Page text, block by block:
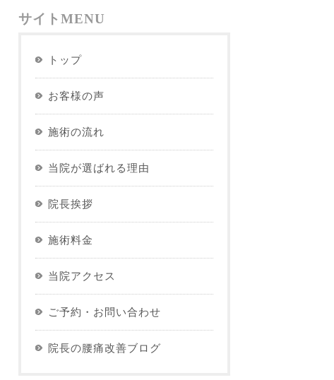
サイトMENU
トップ
お客様の声
施術の流れ
当院が選ばれる理由
院長挨拶
施術料金
当院アクセス
ご予約・お問い合わせ
院長の腰痛改善ブログ